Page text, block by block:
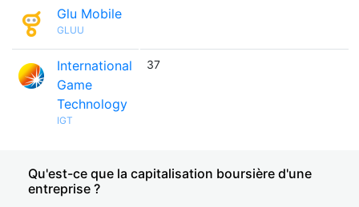
Glu Mobile
GLUU
International
Game
Technology
IGT
37
Qu'est-ce que la capitalisation boursière d'une
entreprise ?